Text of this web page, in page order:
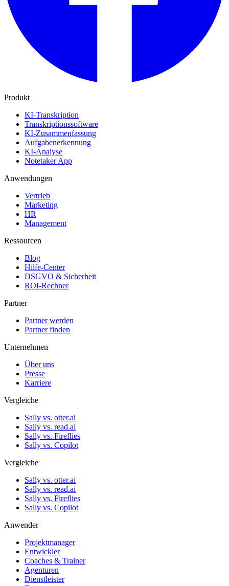
Produkt
KI-Transkription
Transkriptionssoftware
KI-Zusammenfassung
Aufgabenerkennung
KI-Analyse
Notetaker App
Anwendungen
Vertrieb
Marketing
HR
Management
Ressourcen
Blog
Hilfe-Center
DSGVO & Sicherheit
ROI-Rechner
Partner
Partner werden
Partner finden
Unternehmen
Über uns
Presse
Karriere
Vergleiche
Sally vs. otter.ai
Sally vs. read.ai
Sally vs. Fireflies
Sally vs. Copilot
Vergleiche
Sally vs. otter.ai
Sally vs. read.ai
Sally vs. Fireflies
Sally vs. Copilot
Anwender
Projektmanager
Entwickler
Coaches & Trainer
Agenturen
Dienstleister